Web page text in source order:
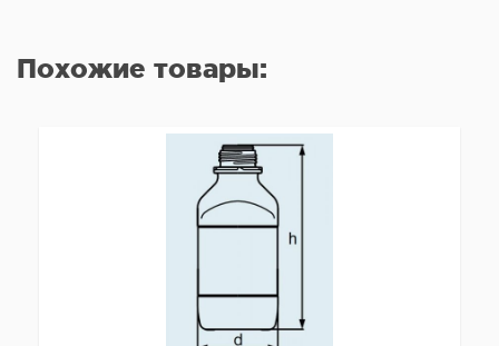
Похожие товары: